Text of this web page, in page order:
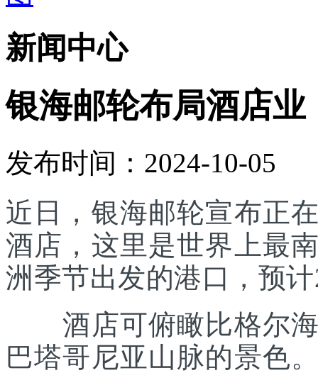
新闻中心
银海邮轮布局酒店业
发布时间：2024-10-05
近日，银海邮轮宣布正
酒店，这里是世界上最
洲季节出发的港口，预
酒店可俯瞰比格尔海
巴塔哥尼亚山脉的景色